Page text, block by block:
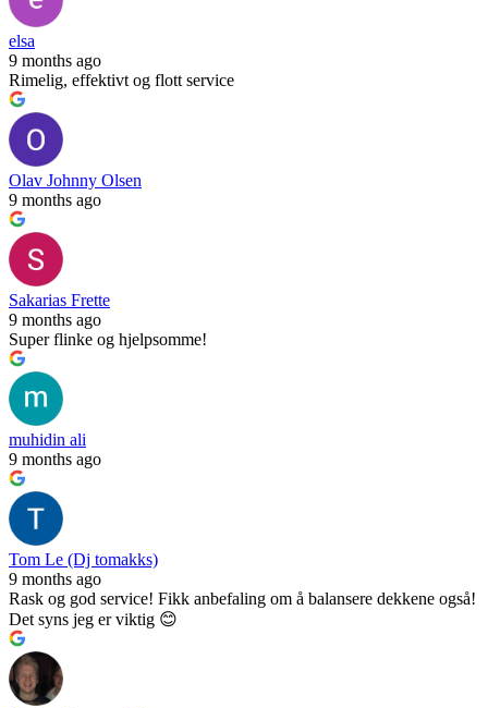
elsa
9 months ago
Rimelig, effektivt og flott service
Olav Johnny Olsen
9 months ago
Sakarias Frette
9 months ago
Super flinke og hjelpsomme!
muhidin ali
9 months ago
Tom Le (Dj tomakks)
9 months ago
Rask og god service! Fikk anbefaling om å balansere dekkene også!
Det syns jeg er viktig 😊